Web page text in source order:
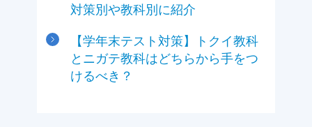
対策別や教科別に紹介
【学年末テスト対策】トクイ教科
とニガテ教科はどちらから手をつ
けるべき？